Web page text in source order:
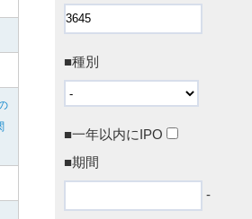
■種別
■一年以内にIPO
■期間
-